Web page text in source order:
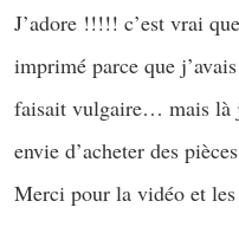
J’adore !!!!! c’est vrai
imprimé parce que
faisait vulgaire… mais là
envie d’acheter des
Merci pour la vidéo et